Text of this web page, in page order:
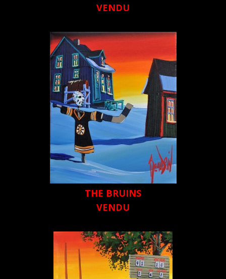
VENDU
THE BRUINS
VENDU